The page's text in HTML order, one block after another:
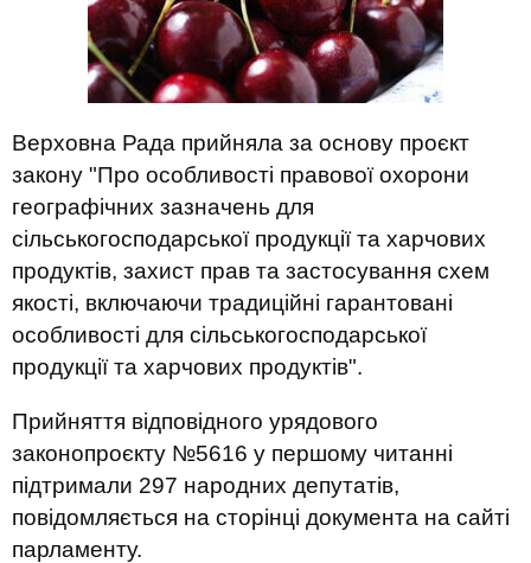
Верховна Рада прийняла за основу проєкт
закону "Про особливості правової охорони
географічних зазначень для
сільськогосподарської продукції та харчових
продуктів, захист прав та застосування схем
якості, включаючи традиційні гарантовані
особливості для сільськогосподарської
продукції та харчових продуктів".
Прийняття відповідного урядового
законопроєкту №5616 у першому читанні
підтримали 297 народних депутатів,
повідомляється на сторінці документа на сайті
парламенту.